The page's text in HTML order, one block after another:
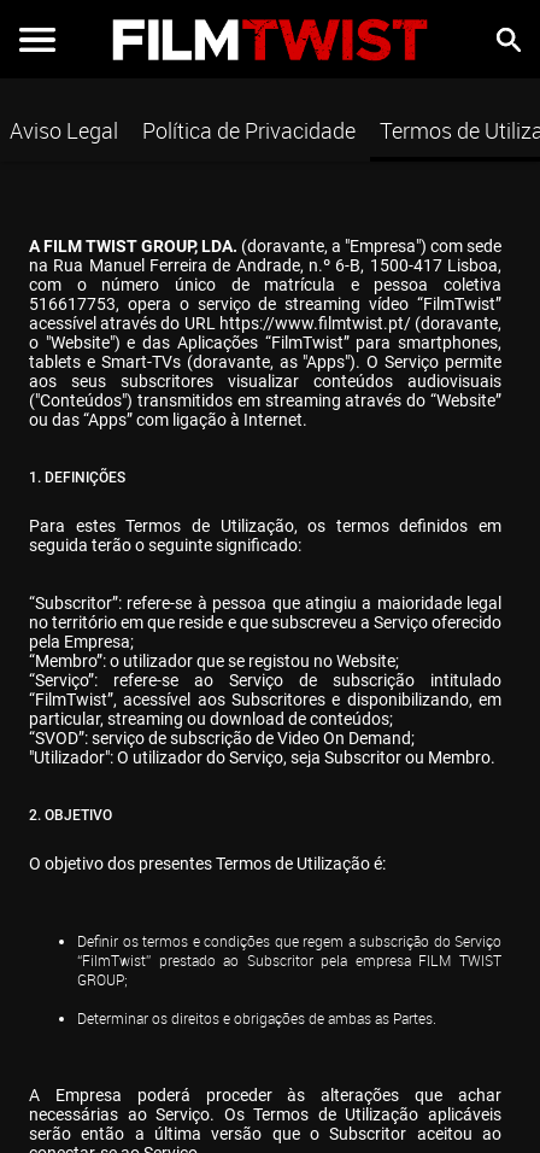
Aviso Legal Política de Privacidade Termos de
A FILM TWIST GROUP, LDA. (doravante, a "Empresa") com sede
na Rua Manuel Ferreira de Andrade, n.º 6-B, 1500-417 Lisboa,
com o número único de matrícula e pessoa coletiva
516617753, opera o serviço de streaming vídeo “FilmTwist”
acessível através do URL
https://www.filmtwist.pt/ (doravante,
o "Website") e das Aplicações “FilmTwist” para smartphones,
tablets e Smart-TVs (doravante, as "Apps"). O Serviço permite
aos seus subscritores visualizar conteúdos audiovisuais
("Conteúdos") transmitidos em streaming através do “Website”
ou das “Apps” com ligação à Internet.
1. DEFINIÇÕES
Para estes Termos de Utilização, os termos definidos em
seguida terão o seguinte significado:
“Subscritor”: refere-se à pessoa que atingiu a maioridade legal
no território em que reside e que subscreveu a Serviço oferecido
pela Empresa;
“Membro”: o utilizador que se registou no Website;
“Serviço”: refere-se ao Serviço de subscrição intitulado
“FilmTwist”, acessível aos Subscritores e disponibilizando, em
particular, streaming ou download de conteúdos;
“SVOD”: serviço de subscrição de Video On Demand;
"Utilizador": O utilizador do Serviço, seja Subscritor ou Membro.
2. OBJETIVO
O objetivo dos presentes Termos de Utilização é:
Definir os termos e condições que regem a subscrição do Serviço
“FilmTwist” prestado ao Subscritor pela empresa FILM TWIST
GROUP;
Determinar os direitos e obrigações de ambas as Partes.
A Empresa poderá proceder às alterações que achar
necessárias ao Serviço. Os Termos de Utilização aplicáveis
serão então a última versão que o Subscritor aceitou ao